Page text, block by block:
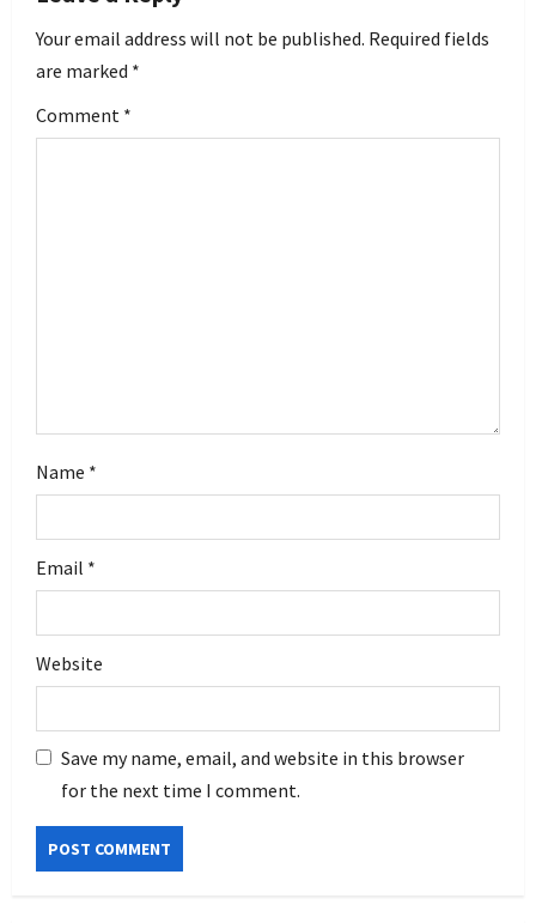
v
i
g
Your email address will not be published. Required fields
are marked *
Comment *
Name *
Email *
Website
Save my name, email, and website in this browser
for the next time I comment.